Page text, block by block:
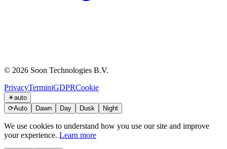
© 2026 Soon Technologies B.V.
PrivacyTerminiGDPRCookie
☀auto
⟳Auto Dawn Day Dusk Night
We use cookies to understand how you use our site and improve
your experience. Learn more